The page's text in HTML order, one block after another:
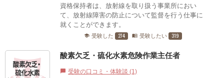
資格保持者は、放射線を取り扱う事業所におい
て、放射線障害の防止について監督を行う仕事に
就くことができます。
school 受験した 274 menu_book 受験したい 319
酸素欠乏・硫化水素危険作業主任者
chat_bubble 受験の口コミ・体験談 (1)